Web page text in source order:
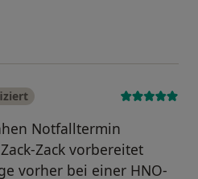
Notfalltermin
Zack vorbereitet
vorher bei einer HNO-